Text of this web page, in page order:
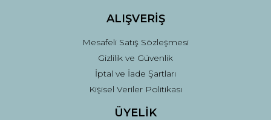
ALIŞVERİŞ
Mesafeli Satış Sözleşmesi
Gizlilik ve Güvenlik
İptal ve İade Şartları
Kişisel Veriler Politikası
ÜYELİK